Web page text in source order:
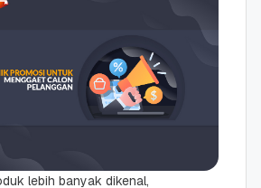
lebih banyak dikenal,